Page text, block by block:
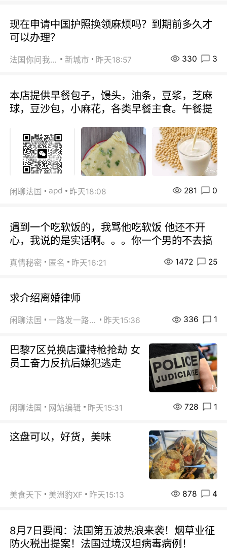
现在申请中国护照换领麻烦吗？到期前多久才
可以办理？
法国你问我答 新城市 昨天18:57 330 3
本店提供早餐包子，馒头，油条，豆浆，芝麻
球，豆沙包，小麻花，各类早餐主食。午餐提
闲聊法国 apd 昨天18:08 281 0
遇到一个吃软饭的，我骂他吃软饭 他还不开
心，我说的是实话啊。。。你一个男的不去搞
真情秘密 匿名 昨天16:21 1472 25
求介绍离婚律师
闲聊法国 一路发一路发 昨天15:36 336 1
巴黎7区兑换店遭持枪抢劫 女
员工奋力反抗后嫌犯逃走
闲聊法国 网站编辑 昨天15:31 728 1
这盘可以，好货，美味
美食天下 美洲豹XF 昨天15:13 878 4
8月7日要闻：法国第五波热浪来袭！烟草业征
防火税出提案！法国过境汉坦病毒病例！